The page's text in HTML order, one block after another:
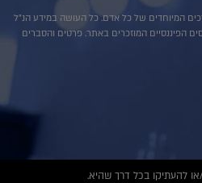
המיוחדים של כל אדם. כל העושה במידע הנ"ל
הפיננסיים המוזכרים באתר. פרטים והסברים